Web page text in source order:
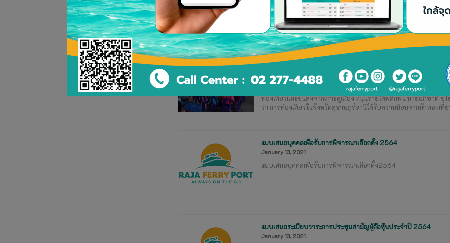
<<<<<<<download เอกสาร >>>>>>>
ราชาเฟอร์รี่เดินหน้าสร้างท่าเทียบเรือเกาะพะลวย หลังเจ้าท่าไฟเขียว
March 10, 2021
ท่าเรือราชาเฟอร์รี่ ลุยสร้างท่าเทียบเรือเกาะพะลวย หลังได้รับใบอ
ท่องเที่ยวและขนส่งจากเกาะสู่เมือง หนุนรายได้พลิกฟื้น นายอภิชาติ ช
ว่า การท่องเที่ยวในจังหวัดสุราษฎร์ธานีได้รับความนิยมจากนักท่องเ
แบบเสนอบุคคลเพื่อรับการพิจารณาเลือกตั้ง 2564
January 13, 2021
แบบเสนอบุคคลเพื่อรับการพิจารณาเลือกตั้ง2564
แบบเสนอระเบียบวาระการประชุมสามัญผู้ถือหุ้นประจำปี 2564
January 13, 2021